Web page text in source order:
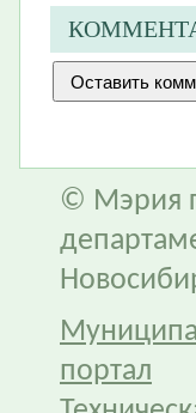
© Мэрия
портал